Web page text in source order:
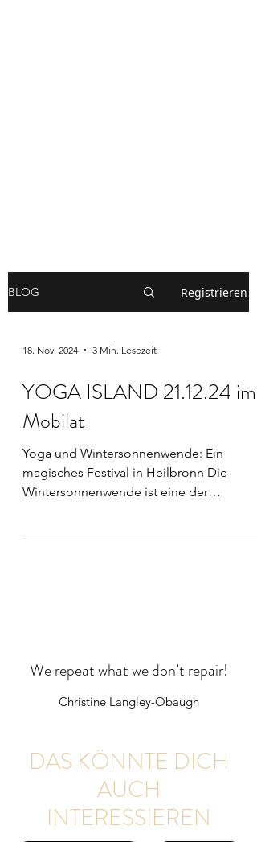
BLOG Registrieren
18. Nov. 2024 3 Min. Lesezeit
YOGA ISLAND 21.12.24 im
Mobilat
Yoga und Wintersonnenwende: Ein
magisches Festival in Heilbronn Die
Wintersonnenwende ist eine der
We repeat what we don’t repair!
Christine Langley-Obaugh
DAS KÖNNTE DICH
AUCH
INTERESSIEREN